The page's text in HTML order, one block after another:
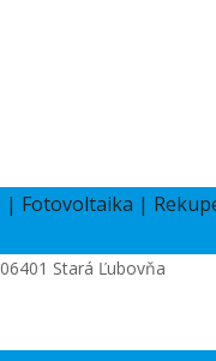
Stará Ľubovňa